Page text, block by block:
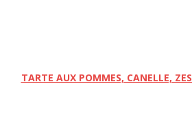
TARTE AUX POMMES, CANELLE,